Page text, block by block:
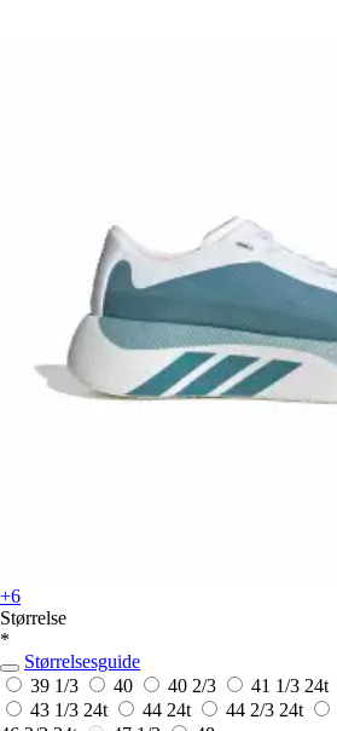
+6
Størrelse
*
Størrelsesguide
39 1/3
40 40 2/3 41 1/3 24t
43 1/3 24t 44 24t 44 2/3 24t